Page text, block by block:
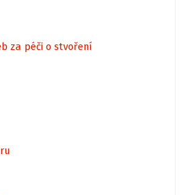
za péči o stvoření